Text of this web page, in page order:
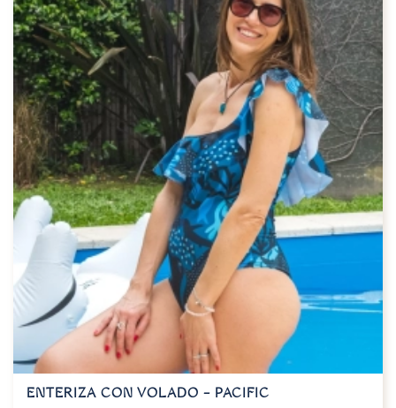
ENTERIZA CON VOLADO – PACIFIC